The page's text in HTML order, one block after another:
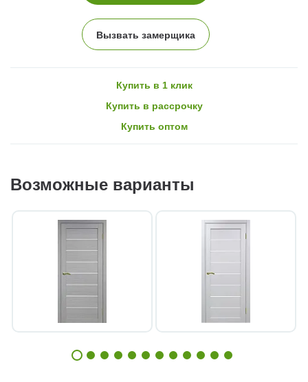
Вызвать замерщика
Купить в 1 клик
Купить в рассрочку
Купить оптом
Возможные варианты